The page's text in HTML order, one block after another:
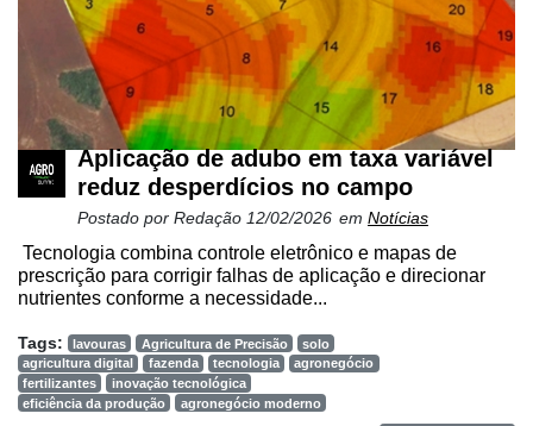
Aplicação de adubo em taxa variável
reduz desperdícios no campo
Postado por Redação 12/02/2026 em Notícias
Tecnologia combina controle eletrônico e mapas de
prescrição para corrigir falhas de aplicação e direcionar
nutrientes conforme a necessidade...
Tags: lavouras Agricultura de Precisão
solo
agricultura digital
fazenda tecnologia
agronegócio
fertilizantes
inovação tecnológica
eficiência da produção
agronegócio moderno